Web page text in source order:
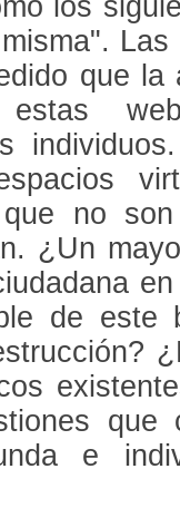
que la
que no
¿Un
de este
e